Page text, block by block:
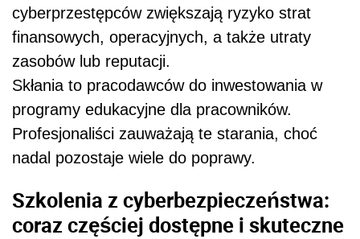
cyberprzestępców zwiększają ryzyko strat
finansowych, operacyjnych, a także utraty
zasobów lub reputacji.
Skłania to pracodawców do inwestowania w
programy edukacyjne dla pracowników.
Profesjonaliści zauważają te starania, choć
nadal pozostaje wiele do poprawy.
Szkolenia z cyberbezpieczeństwa:
coraz częściej dostępne i skuteczne